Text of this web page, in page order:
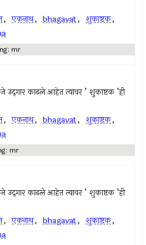
, एकनाथ, bhagavat, शुकाष्टक,
mr
जे उद्‍गार काढले आहेत त्यावर ’ शुकाष्टक ’ही
, एकनाथ, bhagavat, शुकाष्टक,
mr
जे उद्‍गार काढले आहेत त्यावर ’ शुकाष्टक ’ही
, एकनाथ, bhagavat, शुकाष्टक,